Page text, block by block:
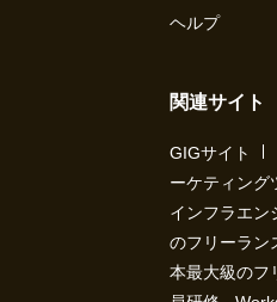
ヘルプ
関連サイト
GIGサイト
ーケティング
インフラエン
のフリーラン
本最大級のフ